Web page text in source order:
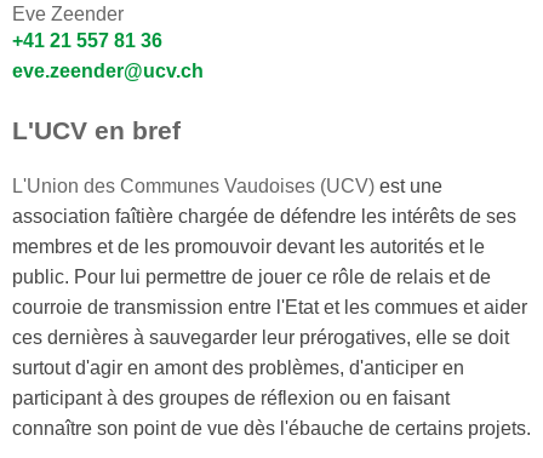
Eve Zeender
+41 21 557 81 36
eve.zeender@ucv.ch
L'UCV en bref
L'Union des Communes Vaudoises (UCV) est une
association faîtière chargée de défendre les intérêts de ses
membres et de les promouvoir devant les autorités et le
public. Pour lui permettre de jouer ce rôle de relais et de
courroie de transmission entre l'Etat et les commues et aider
ces dernières à sauvegarder leur prérogatives, elle se doit
surtout d'agir en amont des problèmes, d'anticiper en
participant à des groupes de réflexion ou en faisant
connaître son point de vue dès l'ébauche de certains projets.